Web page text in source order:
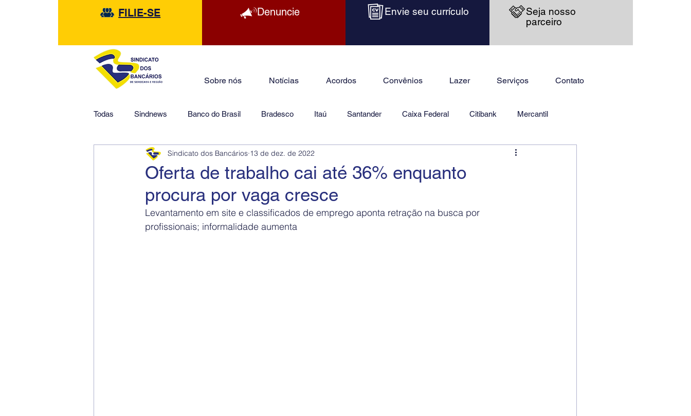
FILIE-SE Denuncie Envie seu currículo
Seja nosso
parceiro
Sobre nós Notícias Acordos Convênios Lazer Serviços Contato
Todas Sindnews Banco do Brasil Bradesco Itaú Santander Caixa Federal Citibank Mercantil
HSBC Financeiras Jurídico
Oferta de trabalho cai até 36% enquanto
procura por vaga cresce
Sindicato dos Bancários 13 de dez. de 2022
Levantamento em site e classificados de emprego aponta retração na busca por
profissionais; informalidade aumenta